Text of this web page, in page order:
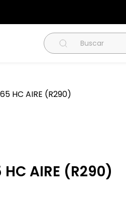
HC AIRE (R290)
AIRE (R290)